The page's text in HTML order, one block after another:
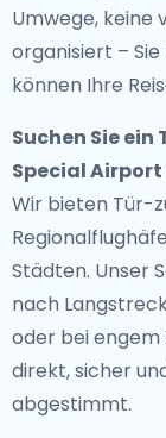
Umwege, keine
organisiert –
können Ihre
Suchen Sie ein
Special
Wir bieten Tür-
Städten. Unser
nach
oder bei
direkt, sicher
abgestimmt.